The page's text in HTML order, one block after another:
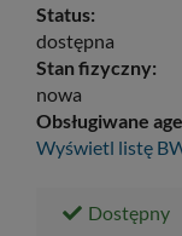
Status:
dostępna
Stan fizyczny:
nowa
Obsługiwane
Wyświetl listę
Dostępny